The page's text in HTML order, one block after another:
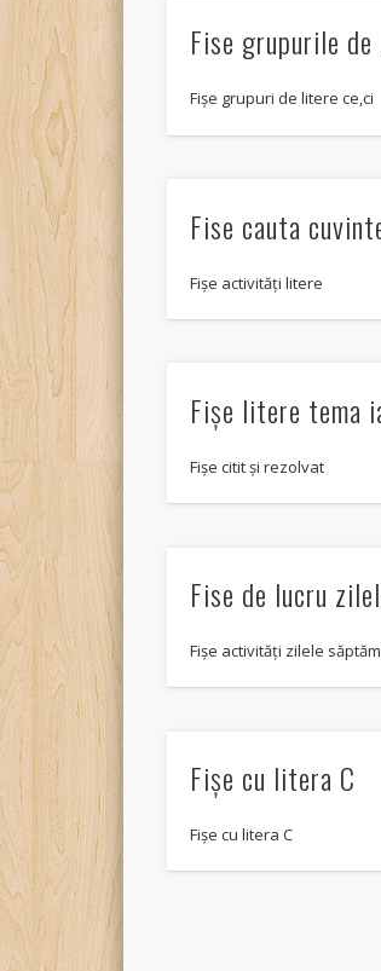
Fise grupurile
Fișe grupuri de litere ce,ci
Fise cauta
Fișe activități litere
Fişe litere tema
Fişe citit şi rezolvat
Fise de lucru
Fişe activităţi zilele
Fișe cu litera C
Fișe cu litera C